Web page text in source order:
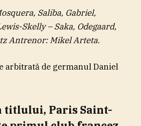
Saliba, Gabriel,
Skelly – Saka, Odegaard,
Antrenor: Mikel Arteta.
arbitrată de germanul Daniel
titlului, Paris Saint-